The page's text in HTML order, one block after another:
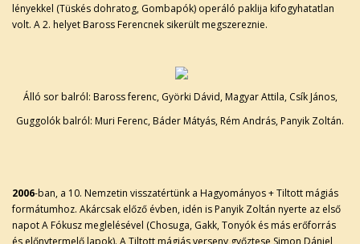
lényekkel (Tüskés dohratog, Gombapók) operáló paklija kifogyhatatlan
volt. A 2. helyet Baross Ferencnek sikerült megszereznie.
Álló sor balról: Baross ferenc, Györki Dávid, Magyar Attila, Csík János,
Guggolók balról: Muri Ferenc, Báder Mátyás, Rém András, Panyik Zoltán.
2006-ban, a 10. Nemzetin visszatértünk a Hagyományos + Tiltott mágiás
formátumhoz. Akárcsak előző évben, idén is Panyik Zoltán nyerte az első
napot A Fókusz meglelésével (Chosuga, Gakk, Tonyók és más erőforrás
és előnytermelő lapok). A Tiltott mágiás verseny győztese Simon Dániel